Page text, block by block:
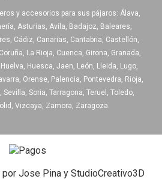
y accesorios para sus pájaros: Álava,
Asturias, Avila, Badajoz, Baleares,
Cádiz, Canarias, Cantabria, Castellón,
La Rioja, Cuenca, Girona, Granada,
Huesca, Jaen, León, Lleida, Lugo,
Orense, Palencia, Pontevedra, Rioja,
Sevilla, Soria, Tarragona, Teruel, Toledo,
Vizcaya, Zamora, Zaragoza.
Jose Pina y StudioCreativo3D